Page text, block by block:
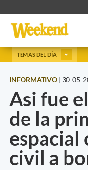
TEMAS DEL DÍA
INFORMATIVO | 30-05-
Asi fue
de la
espacial
civil a